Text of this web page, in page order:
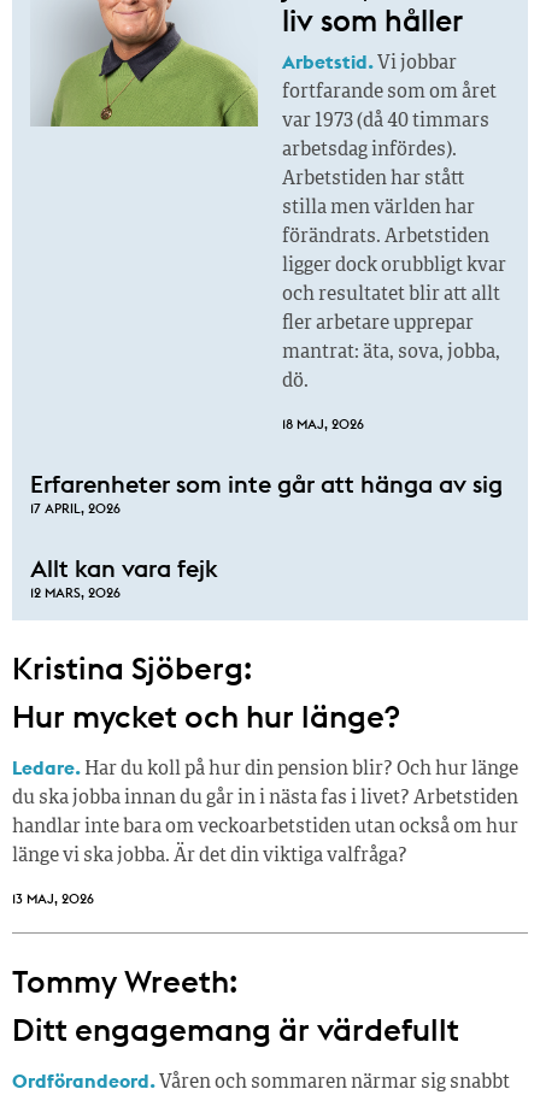
liv som håller
Arbetstid. Vi jobbar
fortfarande som om året
var 1973 (då 40 timmars
arbetsdag infördes).
Arbetstiden har stått
stilla men världen har
förändrats. Arbetstiden
ligger dock orubbligt kvar
och resultatet blir att allt
fler arbetare upprepar
mantrat: äta, sova, jobba,
dö.
18 MAJ, 2026
Erfarenheter som inte går att hänga av sig
17 APRIL, 2026
Allt kan vara fejk
12 MARS, 2026
Kristina Sjöberg:
Hur mycket och hur länge?
Ledare. Har du koll på hur din pension blir? Och hur länge
du ska jobba innan du går in i nästa fas i livet? Arbetstiden
handlar inte bara om veckoarbetstiden utan också om hur
länge vi ska jobba. Är det din viktiga valfråga?
13 MAJ, 2026
Tommy Wreeth:
Ditt engagemang är värdefullt
Ordförandeord. Våren och sommaren närmar sig snabbt